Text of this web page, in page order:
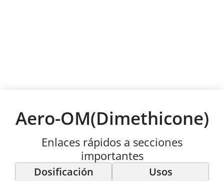
Aero-OM(Dimethicone)
Enlaces rápidos a secciones
importantes
Dosificación
Usos